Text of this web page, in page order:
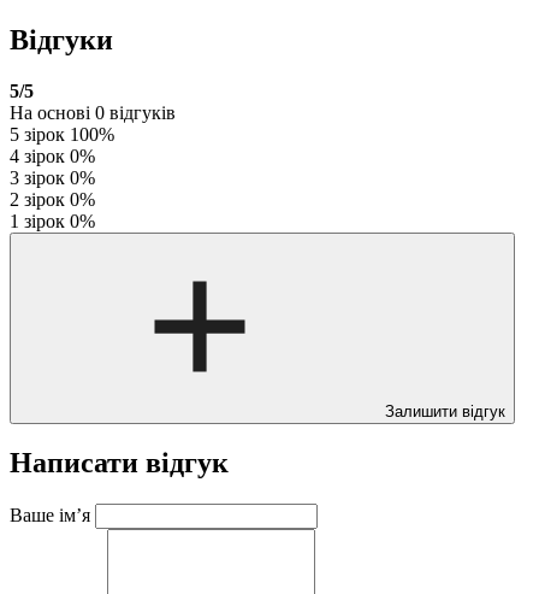
Відгуки
5/5
На основі 0 відгуків
5 зірок 100%
4 зірок 0%
3 зірок 0%
2 зірок 0%
1 зірок 0%
Залишити відгук
Написати відгук
Ваше ім’я